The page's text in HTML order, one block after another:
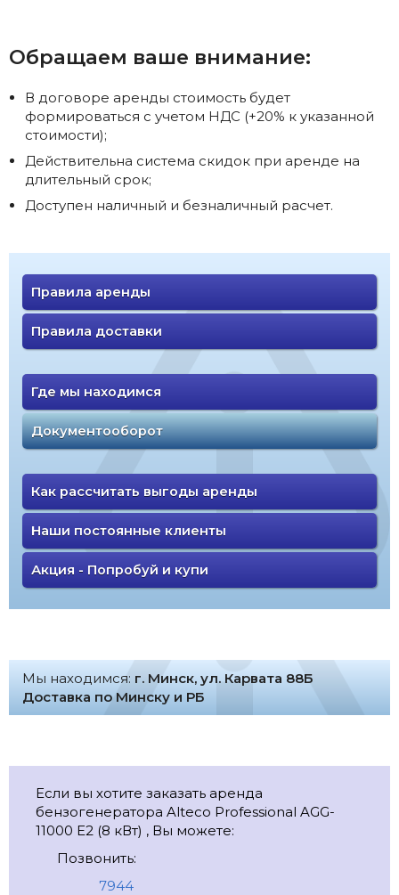
Обращаем ваше внимание:
В договоре аренды стоимость будет
формироваться с учетом НДС (+20% к указанной
стоимости);
Действительна система скидок при аренде на
длительный срок;
Доступен наличный и безналичный расчет.
Правила аренды
Правила доставки
Где мы находимся
Документооборот
Как рассчитать выгоды аренды
Наши постоянные клиенты
Акция - Попробуй и купи
Мы находимся: г. Минск, ул. Карвата 88Б
Доставка по Минску и РБ
Если вы хотите заказать аренда
бензогенератора Alteco Professional AGG-
11000 E2 (8 кВт) , Вы можете:
Позвонить:
7944